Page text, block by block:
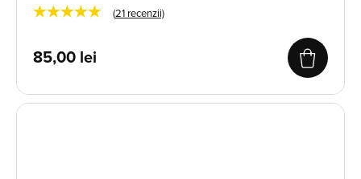
★★★★★ (21 recenzii)
85,00 lei